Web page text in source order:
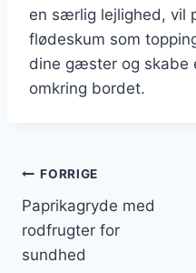
en særlig lejlighed, vil
flødeskum som
dine gæster og skabe
omkring bordet.
FORRIGE
Paprikagryde med
rodfrugter for
sundhed